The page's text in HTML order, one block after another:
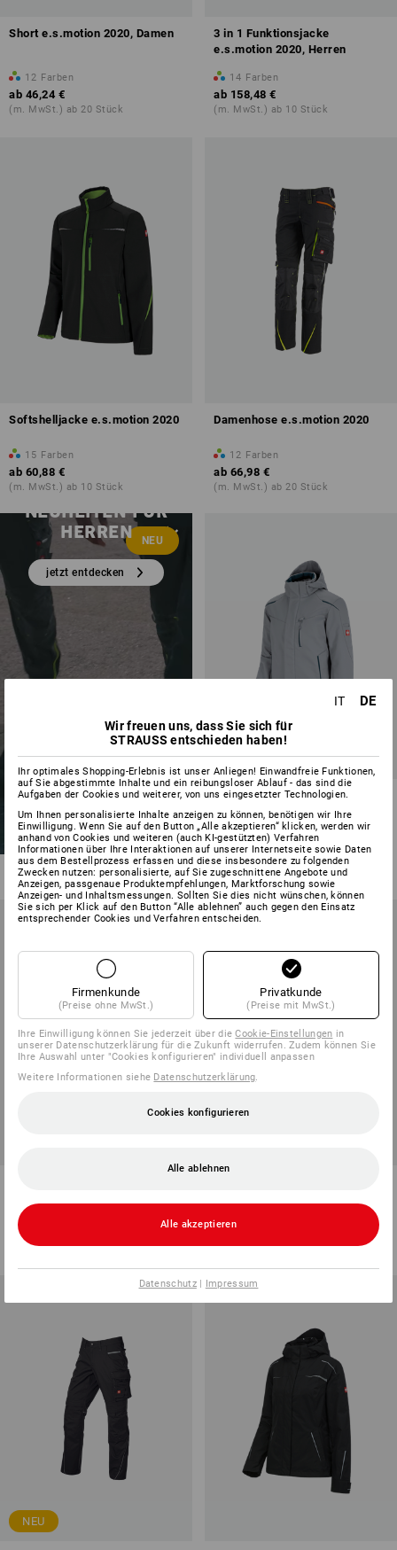
Short e.s.motion 2020, Damen
12 Farben
ab 46,24 €
(m. MwSt.) ab 20 Stück
3 in 1 Funktionsjacke
e.s.motion 2020, Herren
14 Farben
ab 158,48 €
(m. MwSt.) ab 10 Stück
Softshelljacke e.s.motion 2020
15 Farben
ab 60,88 €
(m. MwSt.) ab 10 Stück
Damenhose e.s.motion 2020
12 Farben
ab 66,98 €
(m. MwSt.) ab 20 Stück
NEU
NEUHEITEN FÜR
HERREN
jetzt entdecken
Winter Softshelljacke
e.s.motion 2020, Herren
15 Farben
ab 109,68 €
(m. MwSt.) ab 10 Stück
ab
(m. MwSt.) ab 10 Stück (m. MwSt.) ab 10 Stück
NEU
IT DE
Wir freuen uns, dass Sie sich für
STRAUSS entschieden haben!
Ihr optimales Shopping-Erlebnis ist unser Anliegen! Einwandfreie Funktionen,
auf Sie abgestimmte Inhalte und ein reibungsloser Ablauf - das sind die
Aufgaben der Cookies und weiterer, von uns eingesetzter Technologien.
Um Ihnen personalisierte Inhalte anzeigen zu können, benötigen wir Ihre
Einwilligung. Wenn Sie auf den Button „Alle akzeptieren“ klicken, werden wir
anhand von Cookies und weiteren (auch KI-gestützten) Verfahren
Informationen über Ihre Interaktionen auf unserer Internetseite sowie Daten
aus dem Bestellprozess erfassen und diese insbesondere zu folgenden
Zwecken nutzen: personalisierte, auf Sie zugeschnittene Angebote und
Anzeigen, passgenaue Produktempfehlungen, Marktforschung sowie
Anzeigen- und Inhaltsmessungen. Sollten Sie dies nicht wünschen, können
Sie sich per Klick auf den Button “Alle ablehnen” auch gegen den Einsatz
entsprechender Cookies und Verfahren entscheiden.
Firmenkunde
(Preise ohne MwSt.)
Privatkunde
(Preise mit MwSt.)
Ihre Einwilligung können Sie jederzeit über dieCookie-Einstellungen in
unserer Datenschutzerklärung für die Zukunft widerrufen. Zudem können Sie
Ihre Auswahl unter "Cookies konfigurieren" individuell anpassen
Weitere Informationen siehe Datenschutzerklärung.
Cookies konfigurieren
Alle ablehnen
Alle akzeptieren
Datenschutz| Impressum